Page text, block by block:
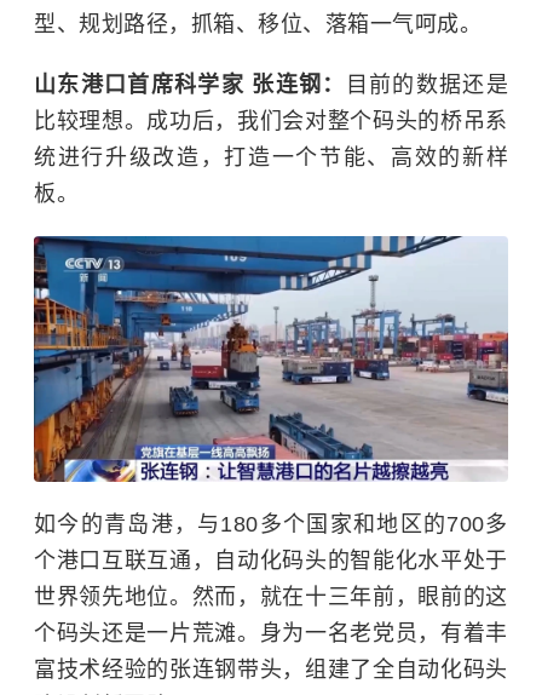
型、规划路径，抓箱、移位、落箱一气呵成。
山东港口首席科学家 张连钢：
目前的数据还是
比较理想。成功后，我们会对整个码头的桥吊系
统进行升级改造，打造一个节能、高效的新样
板。
如今的青岛港，与180多个国家和地区的700多
个港口互联互通，自动化码头的智能化水平处于
世界领先地位。然而，就在十三年前，眼前的这
个码头还是一片荒滩。身为一名老党员，有着丰
富技术经验的张连钢带头，组建了全自动化码头